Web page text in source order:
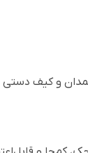
و کیف دستی